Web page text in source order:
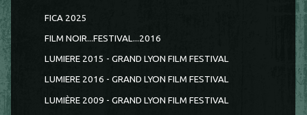
FICA 2025
FILM NOIR...FESTIVAL...2016
LUMIERE 2015 - GRAND LYON FILM FESTIVAL
LUMIERE 2016 - GRAND LYON FILM FESTIVAL
LUMIÈRE 2009 - GRAND LYON FILM FESTIVAL